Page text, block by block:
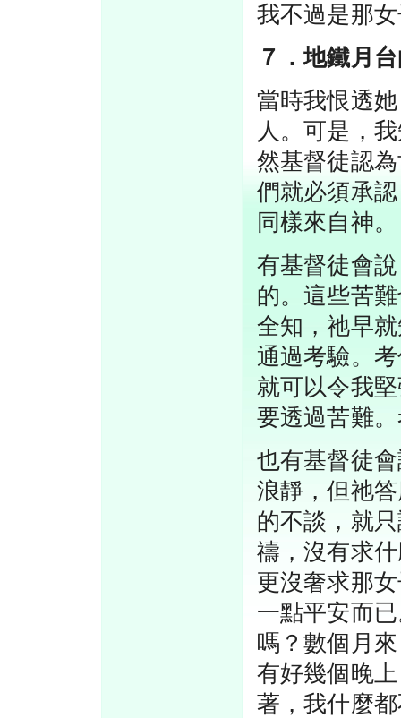
我不過是那
７．地鐵月
當時我恨透
人。可是，
然基督徒認
們就必須承
同樣來自神。
有基督徒會
的。這些苦
全知，祂早
通過考驗。
就可以令我
要透過苦難
也有基督徒
浪靜，但祂
的不談，就
禱，沒有求
更沒奢求那
一點平安而
嗎？數個月
有好幾個晚
著，我什麼